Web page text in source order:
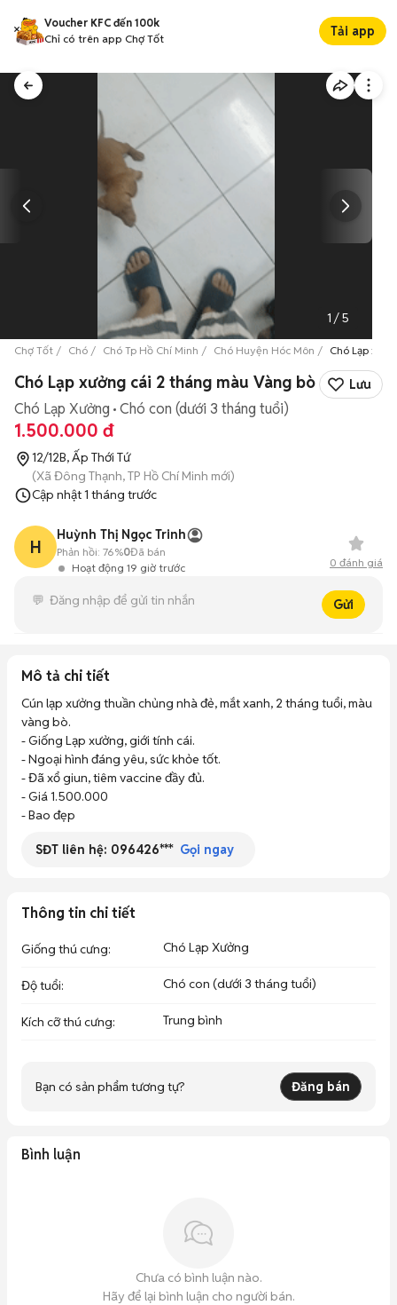
Voucher KFC đến 100k
Chỉ có trên app Chợ Tốt
Tải app
1 /5
Chợ Tốt Chó Chó Tp Hồ Chí Minh Chó Huyện Hóc Môn Chó Lạp
Chó Lạp xưởng cái 2 tháng màu Vàng bò Lưu
Chó Lạp Xưởng Chó con (dưới 3 tháng tuổi)
1.500.000 đ
12/12B, Ấp Thới Tứ
(Xã Đông Thạnh, TP Hồ Chí Minh mới)
Cập nhật1 tháng trước
H
Huỳnh Thị Ngọc Trinh
Hoạt động 19 giờ trước
Phản hồi: 76%0Đã bán
0 đánh giá
Gửi
Mô tả chi tiết
Cún lạp xưởng thuần chủng nhà đẻ, mắt xanh, 2 tháng tuổi, màu
vàng bò.
- Giống Lạp xưởng, giới tính cái.
- Ngoại hình đáng yêu, sức khỏe tốt.
- Đã xổ giun, tiêm vaccine đầy đủ.
- Giá 1.500.000
- Bao đẹp
SĐT liên hệ: 096426*** Gọi ngay
Thông tin chi tiết
Giống thú cưng: Chó Lạp Xưởng
Độ tuổi: Chó con (dưới 3 tháng tuổi)
Kích cỡ thú cưng: Trung bình
Bạn có sản phẩm tương tự? Đăng bán
Bình luận
Chưa có bình luận nào.
Hãy để lại bình luận cho người bán.